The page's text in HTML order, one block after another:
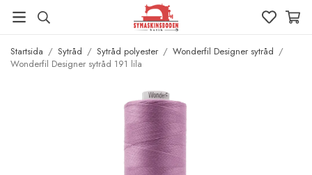
Startsida / Sytråd / Sytråd polyester / Wonderfil Designer sytråd /
Wonderfil Designer sytråd 191 lila